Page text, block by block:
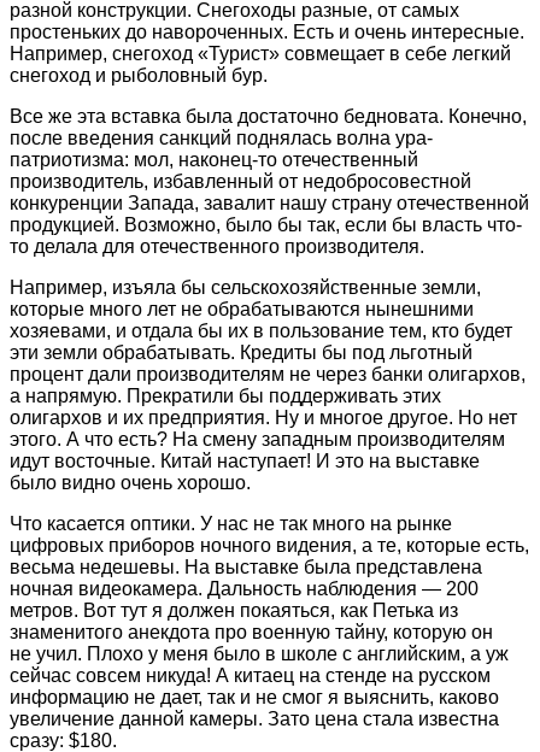
разной конструкции. Снегоходы разные, от самых
простеньких до навороченных. Есть и очень интересные.
Например, снегоход «Турист» совмещает в себе легкий
снегоход и рыболовный бур.
Все же эта вставка была достаточно бедновата. Конечно,
после введения санкций поднялась волна ура-
патриотизма: мол, наконец-то отечественный
производитель, избавленный от недобросовестной
конкуренции Запада, завалит нашу страну отечественной
продукцией. Возможно, было бы так, если бы власть что-
то делала для отечественного производителя.
Например, изъяла бы сельскохозяйственные земли,
которые много лет не обрабатываются нынешними
хозяевами, и отдала бы их в пользование тем, кто будет
эти земли обрабатывать. Кредиты бы под льготный
процент дали производителям не через банки олигархов,
а напрямую. Прекратили бы поддерживать этих
олигархов и их предприятия. Ну и многое другое. Но нет
этого. А что есть? На смену западным производителям
идут восточные. Китай наступает! И это на выставке
было видно очень хорошо.
Что касается оптики. У нас не так много на рынке
цифровых приборов ночного видения, а те, которые есть,
весьма недешевы. На выставке была представлена
ночная видеокамера. Дальность наблюдения — 200
метров. Вот тут я должен покаяться, как Петька из
знаменитого анекдота про военную тайну, которую он
не учил. Плохо у меня было в школе с английским, а уж
сейчас совсем никуда! А китаец на стенде на русском
информацию не дает, так и не смог я выяснить, каково
увеличение данной камеры. Зато цена стала известна
сразу: $180.